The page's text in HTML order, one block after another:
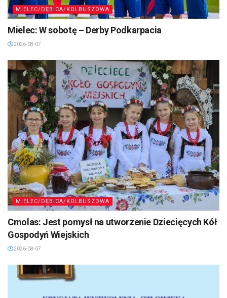
MIELEC/DĘBICA/KOLBUSZOWA
Mielec: W sobotę – Derby Podkarpacia
2026-08-07
MIELEC/DĘBICA/KOLBUSZOWA
Cmolas: Jest pomysł na utworzenie Dziecięcych Kół
Gospodyń Wiejskich
2026-08-07